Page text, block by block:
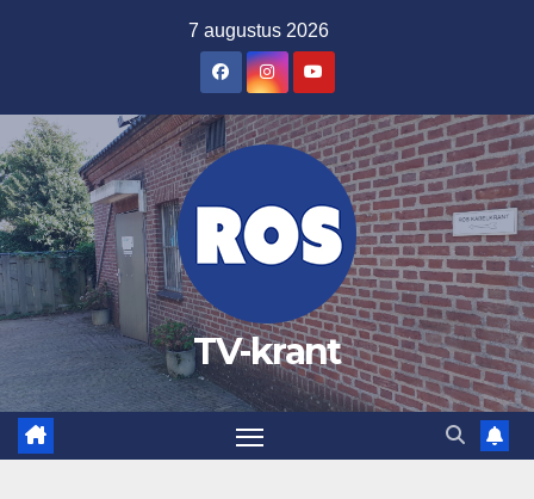
inhoud
7 augustus 2026
TV-krant